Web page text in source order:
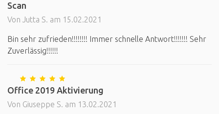
Scan
Von Jutta S. am 15.02.2021
Bin sehr zufrieden!!!!!!!! Immer schnelle Antwort!!!!!!! Sehr
Zuverlässig!!!!!!
Office 2019 Aktivierung
Von Giuseppe S. am 13.02.2021